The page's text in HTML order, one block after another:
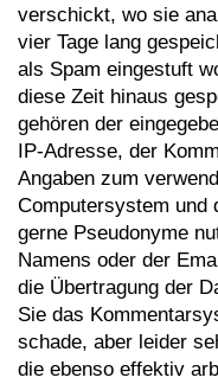
verschickt, wo sie
vier Tage lang
als Spam eingestuft
diese Zeit hinaus
gehören der
IP-Adresse, der
Angaben zum
Computersystem und
gerne Pseudonyme
Namens oder der
die Übertragung der
Sie das
schade, aber leider
die ebenso effektiv